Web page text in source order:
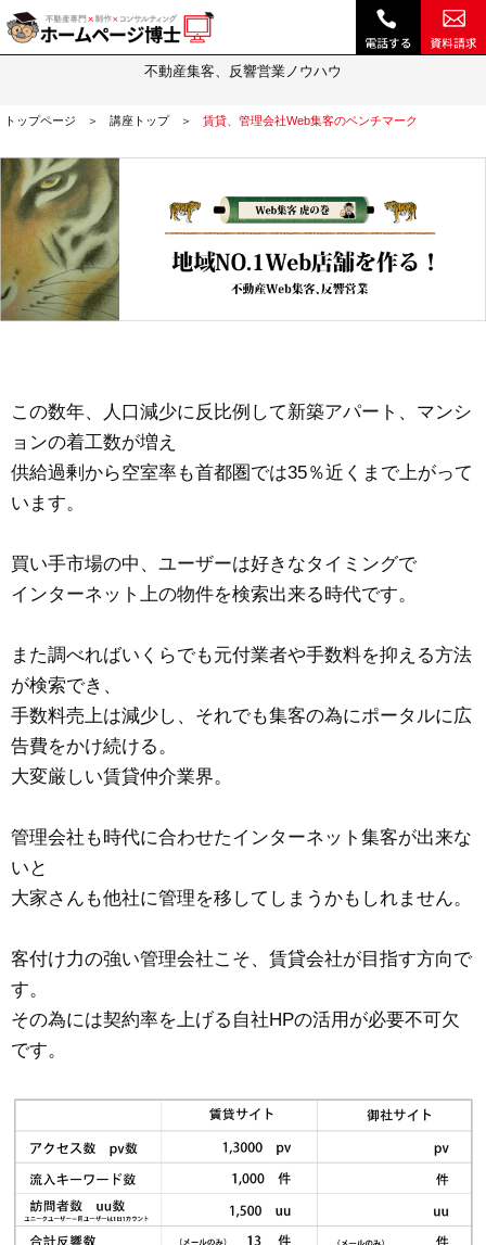
Web集客虎の巻
不動産集客、反響営業ノウハウ
トップページ 講座トップ 賃貸、管理会社Web集客のベンチマーク
この数年、人口減少に反比例して新築アパート、マンシ
ョンの着工数が増え
供給過剰から空室率も首都圏では35％近くまで上がって
います。
買い手市場の中、ユーザーは好きなタイミングで
インターネット上の物件を検索出来る時代です。
また調べればいくらでも元付業者や手数料を抑える方法
が検索でき、
手数料売上は減少し、それでも集客の為にポータルに広
告費をかけ続ける。
大変厳しい賃貸仲介業界。
管理会社も時代に合わせたインターネット集客が出来な
いと
大家さんも他社に管理を移してしまうかもしれません。
客付け力の強い管理会社こそ、賃貸会社が目指す方向で
す。
その為には契約率を上げる自社HPの活用が必要不可欠
です。